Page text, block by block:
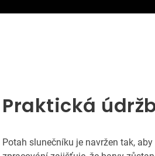
Praktická
Potah slunečníku je navržen tak,